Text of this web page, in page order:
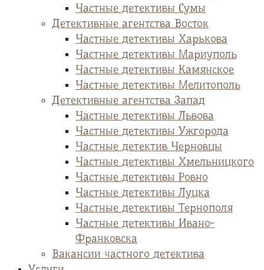
Частные детективы Сумы
Детективные агентства Восток
Частные детективы Харькова
Частные детективы Мариуполь
Частные детективы Камянское
Частные детективы Мелитополь
Детективные агентства Запад
Частные детективы Львова
Частные детективы Ужгорода
Частные детектив Черновцы
Частные детективы Хмельницкого
Частные детективы Ровно
Частные детективы Луцка
Частные детективы Тернополя
Частные детективы Ивано-
Франковска
Вакансии частного детектива